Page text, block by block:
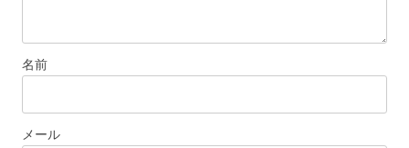
名前
メール